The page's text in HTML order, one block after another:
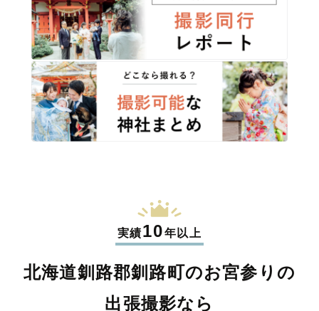
実績10年以上
北海道釧路郡釧路町のお宮参りの
出張撮影なら